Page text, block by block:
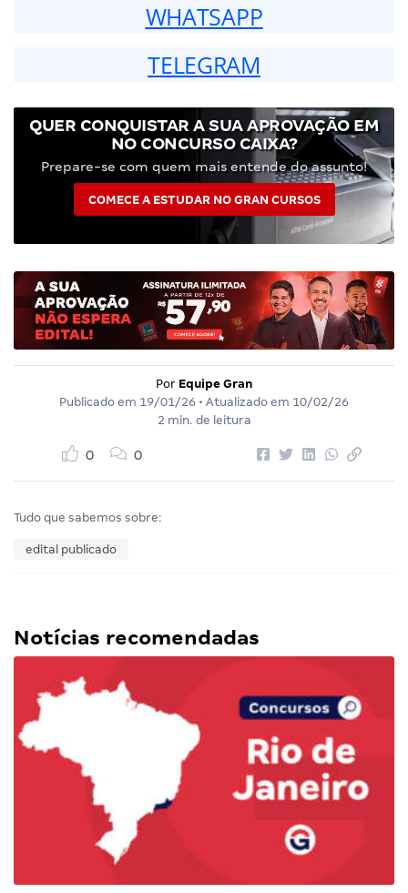
WHATSAPP
TELEGRAM
QUER CONQUISTAR A SUA APROVAÇÃO EM
NO CONCURSO CAIXA?
Prepare-se com quem mais entende do assunto!
COMECE A ESTUDAR NO GRAN CURSOS
Por Equipe Gran
Publicado em 19/01/26 • Atualizado em 10/02/26
2 min. de leitura
0 0
Tudo que sabemos sobre:
edital publicado
Notícias recomendadas